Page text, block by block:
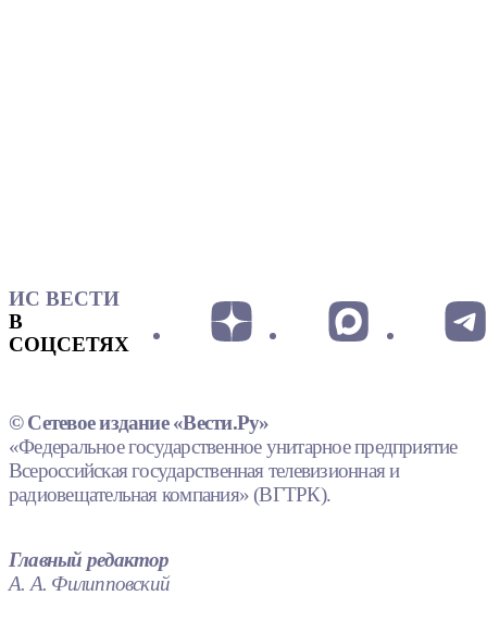
ИС ВЕСТИ
В
СОЦСЕТЯХ
© Сетевое издание «Вести.Ру»
«Федеральное государственное унитарное предприятие
Всероссийская государственная телевизионная и
радиовещательная компания» (ВГТРК).
Главный редактор
А. А. Филипповский